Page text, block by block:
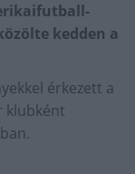
kedden a
érkezett a
klubként